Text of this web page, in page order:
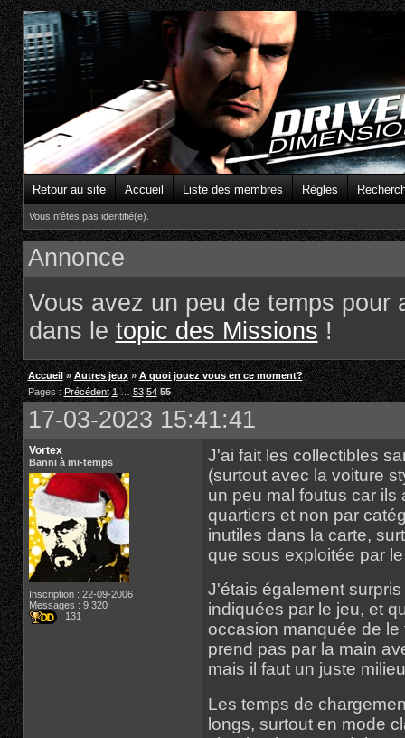
Retour au site Accueil Liste des membres Règles
Vous n'êtes pas identifié(e).
Annonce
Vous avez un peu de temps pour
dans le topic des Missions !
Accueil »Autres jeux »A quoi jouez vous en ce moment?
Pages :Précédent 1 … 53 54 55
17-03-2023 15:41:41
Vortex
Banni à mi-temps
Inscription : 22-09-2006
Messages : 9 320
: 131
J'ai fait les collectibles
(surtout avec la voiture
un peu mal foutus car
quartiers et non par
inutiles dans la carte,
que sous exploitée par
J'étais également
indiquées par le jeu, et
occasion manquée de
prend pas par la main
mais il faut un juste
Les temps de
longs, surtout en mode